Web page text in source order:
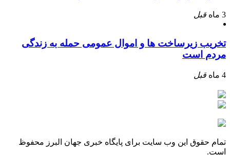
3 ماه قبل
تخریب زیرساخت ها و اموال عمومی حمله به زندگی
مردم است
4 ماه قبل
تمام حقوق این وب سایت برای پایگاه خبری جهان البرز محفوظ
است.